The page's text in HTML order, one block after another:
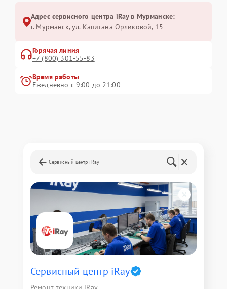
Адрес сервисного центра iRay в Мурманске:
г. Мурманск, ул. Капитана Орликовой, 15
Горячая линия
+7 (800) 301-55-83
Время работы
Ежедневно с 9:00 до 21:00
Сервисный центр iRay
Сервисный центр iRay